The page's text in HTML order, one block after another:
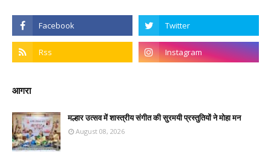
आगरा
मल्हार उत्सव में शास्त्रीय संगीत की सुरमयी प्रस्तुतियों ने मोहा मन
August 08, 2026